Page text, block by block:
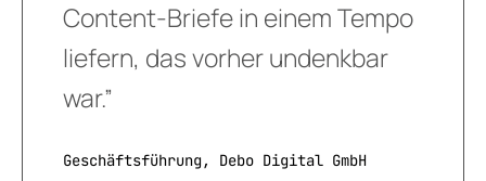
Content-Briefe in einem Tempo
liefern, das vorher undenkbar
war.”
Geschäftsführung, Debo Digital GmbH